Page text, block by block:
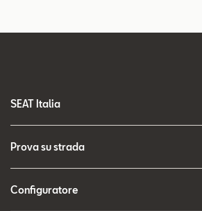
SEAT Italia
Prova su strada
Configuratore